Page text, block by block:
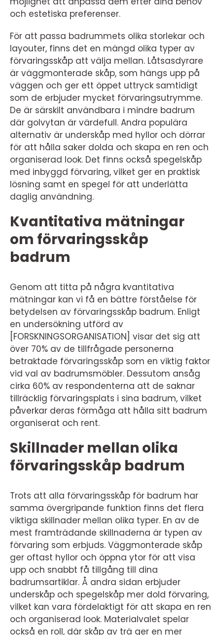
och estetiska preferenser.
För att passa badrummets olika storlekar och
layouter, finns det en mängd olika typer av
förvaringsskåp att välja mellan. Låtsasdyrare
är väggmonterade skåp, som hängs upp på
väggen och ger ett öppet uttryck samtidigt
som de erbjuder mycket förvaringsutrymme.
De är särskilt användbara i mindre badrum
där golvytan är värdefull. Andra populära
alternativ är underskåp med hyllor och dörrar
för att hålla saker dolda och skapa en ren och
organiserad look. Det finns också spegelskåp
med inbyggd förvaring, vilket ger en praktisk
lösning samt en spegel för att underlätta
daglig användning.
Kvantitativa mätningar
om förvaringsskåp
badrum
Genom att titta på några kvantitativa
mätningar kan vi få en bättre förståelse för
betydelsen av förvaringsskåp badrum. Enligt
en undersökning utförd av
[FORSKNINGSORGANISATION] visar det sig att
över 70% av de tillfrågade personerna
betraktade förvaringsskåp som en viktig faktor
vid val av badrumsmöbler. Dessutom ansåg
cirka 60% av respondenterna att de saknar
tillräcklig förvaringsplats i sina badrum, vilket
påverkar deras förmåga att hålla sitt badrum
organiserat och rent.
Skillnader mellan olika
förvaringsskåp badrum
Trots att alla förvaringsskåp för badrum har
samma övergripande funktion finns det flera
viktiga skillnader mellan olika typer. En av de
mest framträdande skillnaderna är typen av
förvaring som erbjuds. Väggmonterade skåp
ger oftast hyllor och öppna ytor för att visa
upp och snabbt få tillgång till dina
badrumsartiklar. Å andra sidan erbjuder
underskåp och spegelskåp mer dold förvaring,
vilket kan vara fördelaktigt för att skapa en ren
och organiserad look. Materialvalet spelar
också en roll, där skåp av trä ger en mer